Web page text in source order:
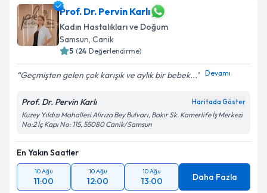
Prof. Dr. Pervin Karlı
Kadın Hastalıkları ve Doğum
Samsun, Canik
5 (24 Değerlendirme)
Geçmişten gelen çok karışık ve aylık bir bebek... Devamı
Prof. Dr. Pervin Karlı Haritada Göster
Kuzey Yıldızı Mahallesi Alirıza Bey Bulvarı, Bakır Sk. Kamerlife İş Merkezi
No:2 İç Kapı No: 115, 55080 Canik/Samsun
En Yakın Saatler
10 Ağu
11:00
10 Ağu
12:00
10 Ağu
13:00 Daha Fazla